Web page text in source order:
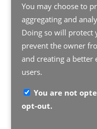
You may choose to
aggregating and
Doing so will protect
prevent the owner
and creating a better
users.
You are not
opt-out.